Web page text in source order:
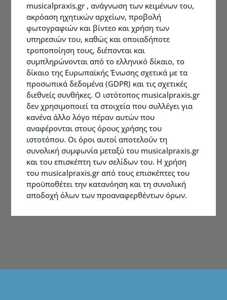
musicalpraxis.gr , ανάγνωση των κειμένων του,
ακρόαση ηχητικών αρχείων, προβολή
φωτογραφιών και βίντεο και χρήση των
υπηρεσιών του, καθώς και οποιαδήποτε
τροποποίηση τους, διέπονται και
συμπληρώνονται από το ελληνικό δίκαιο, το
δίκαιο της Ευρωπαϊκής Ένωσης σχετικά με τα
προσωπικά δεδομένα (GDPR) και τις σχετικές
διεθνείς συνθήκες. Ο ιστότοπος musicalpraxis.gr
δεν χρησιμοποιεί τα στοιχεία που συλλέγει για
κανένα άλλο λόγο πέραν αυτών που
αναφέρονται στους όρους χρήσης του
ιστοτόπου. Οι όροι αυτοί αποτελούν τη
συνολική συμφωνία μεταξύ του musicalpraxis.gr
και του επισκέπτη των σελίδων του. H χρήση
του musicalpraxis.gr από τους επισκέπτες του
προϋποθέτει την κατανόηση και τη συνολική
αποδοχή όλων των προαναφερθέντων όρων.